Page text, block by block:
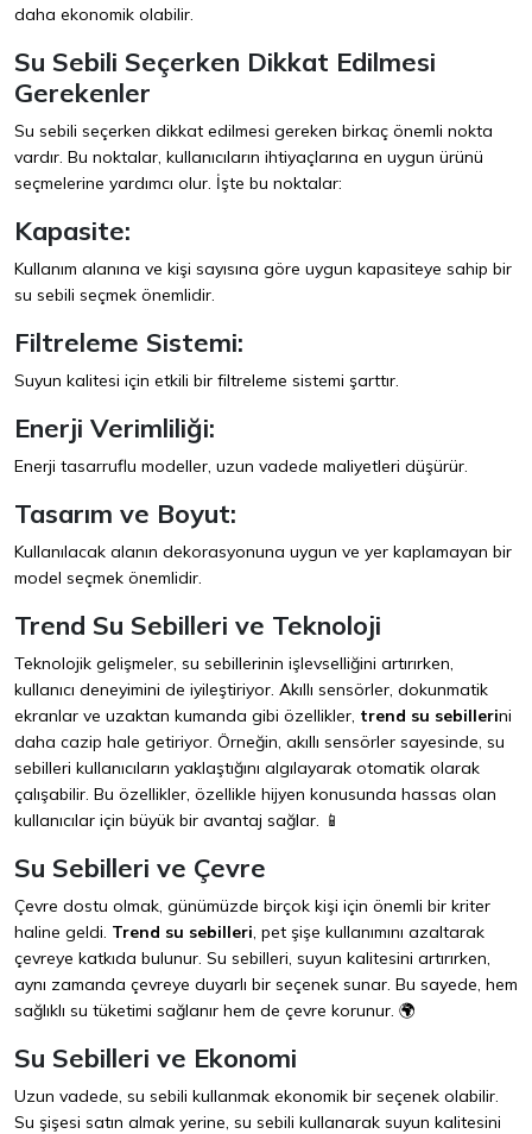
daha ekonomik olabilir.
Su Sebili Seçerken Dikkat Edilmesi
Gerekenler
Su sebili seçerken dikkat edilmesi gereken birkaç önemli nokta
vardır. Bu noktalar, kullanıcıların ihtiyaçlarına en uygun ürünü
seçmelerine yardımcı olur. İşte bu noktalar:
Kapasite:
Kullanım alanına ve kişi sayısına göre uygun kapasiteye sahip bir
su sebili seçmek önemlidir.
Filtreleme Sistemi:
Suyun kalitesi için etkili bir filtreleme sistemi şarttır.
Enerji Verimliliği:
Enerji tasarruflu modeller, uzun vadede maliyetleri düşürür.
Tasarım ve Boyut:
Kullanılacak alanın dekorasyonuna uygun ve yer kaplamayan bir
model seçmek önemlidir.
Trend Su Sebilleri ve Teknoloji
Teknolojik gelişmeler, su sebillerinin işlevselliğini artırırken,
kullanıcı deneyimini de iyileştiriyor. Akıllı sensörler, dokunmatik
ekranlar ve uzaktan kumanda gibi özellikler, trend su sebillerini
daha cazip hale getiriyor. Örneğin, akıllı sensörler sayesinde, su
sebilleri kullanıcıların yaklaştığını algılayarak otomatik olarak
çalışabilir. Bu özellikler, özellikle hijyen konusunda hassas olan
kullanıcılar için büyük bir avantaj sağlar. 📱
Su Sebilleri ve Çevre
Çevre dostu olmak, günümüzde birçok kişi için önemli bir kriter
haline geldi. Trend su sebilleri, pet şişe kullanımını azaltarak
çevreye katkıda bulunur. Su sebilleri, suyun kalitesini artırırken,
aynı zamanda çevreye duyarlı bir seçenek sunar. Bu sayede, hem
sağlıklı su tüketimi sağlanır hem de çevre korunur. 🌍
Su Sebilleri ve Ekonomi
Uzun vadede, su sebili kullanmak ekonomik bir seçenek olabilir.
Su şişesi satın almak yerine, su sebili kullanarak suyun kalitesini